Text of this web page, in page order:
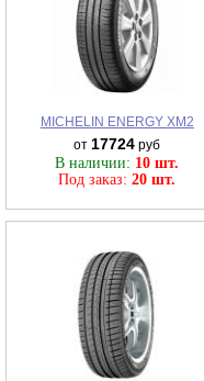
MICHELIN ENERGY XM2
от 17724 руб
В наличии: 10 шт.
Под заказ:20 шт.